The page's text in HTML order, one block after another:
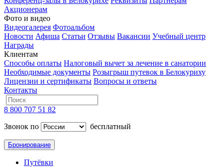
Акционерам
Фото и видео
Видеогалерея Фотоальбом
Новости Афиша Статьи Отзывы Вакансии Учебный центр
Награды
Клиентам
Способы оплаты Налоговый вычет за лечение в санатории
Необходимые документы Розыгрыш путевок в Белокуриху
Лицензии и сертификаты Вопросы и ответы
Контакты
8 800 707 51 82
Звонок по
бесплатный
Бронирование
Путёвки